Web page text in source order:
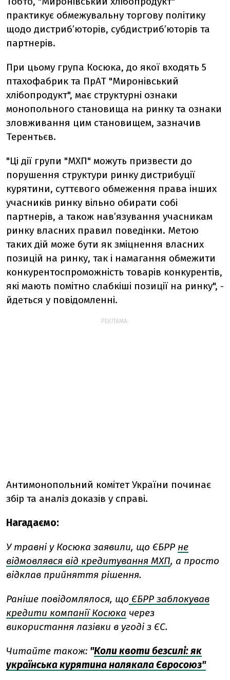
практикує обмежувальну торгову політику
щодо дистриб’юторів, субдистриб’юторів та
партнерів.
При цьому група Косюка, до якої входять 5
птахофабрик та ПрАТ "Миронівський
хлібопродукт", має структурні ознаки
монопольного становища на ринку та ознаки
зловживання цим становищем, зазначив
Терентьєв.
"Ці дії групи "МХП" можуть призвести до
порушення структури ринку дистрибуції
курятини, суттєвого обмеження права інших
учасників ринку вільно обирати собі
партнерів, а також нав’язування учасникам
ринку власних правил поведінки. Метою
таких дій може бути як зміцнення власних
позицій на ринку, так і намагання обмежити
конкурентоспроможність товарів конкурентів,
які мають помітно слабкіші позиції на ринку", -
йдеться у повідомленні.
РЕКЛАМА:
Антимонопольний комітет України починає
збір та аналіз доказів у справі.
Нагадаємо:
У травні у Косюка заявили, що ЄБРР не
відмовлявся від кредитування МХП, а просто
відклав прийняття рішення.
Раніше повідомлялося, що ЄБРР заблокував
кредити компанії Косюка через
використання лазівки в угоді з ЄС.
Читайте також: "Коли квоти безсилі: як
українська курятина налякала Євросоюз"